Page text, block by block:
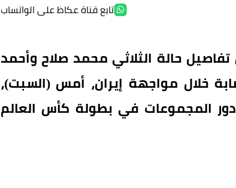
تابع قناة عكاظ على الواتساب
حالة الثلاثي محمد صلاح وأحمد
خلال مواجهة إيران، أمس (السبت)،
المجموعات في بطولة كأس العالم